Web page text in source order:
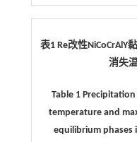
表1 Re改性NiCoCrAlY
消失
Table 1
temperature and
equilibrium phases